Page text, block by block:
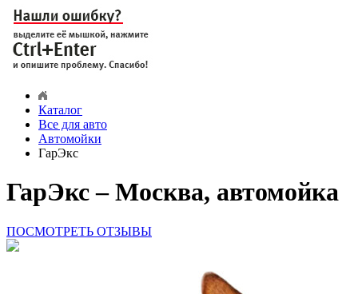
Каталог
Все для авто
Автомойки
ГарЭкс
ГарЭкс – Москва, автомойка
ПОСМОТРЕТЬ ОТЗЫВЫ